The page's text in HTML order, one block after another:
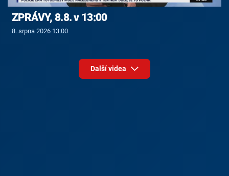
ZPRÁVY, 8.8. v 13:00
8. srpna 2026 13:00
Další videa